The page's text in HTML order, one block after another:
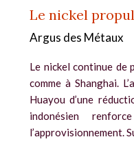
Le nickel
Argus des Métaux
Le nickel continue de
comme à Shanghai.
Huayou d’une
indonésien
l’approvisionnement.